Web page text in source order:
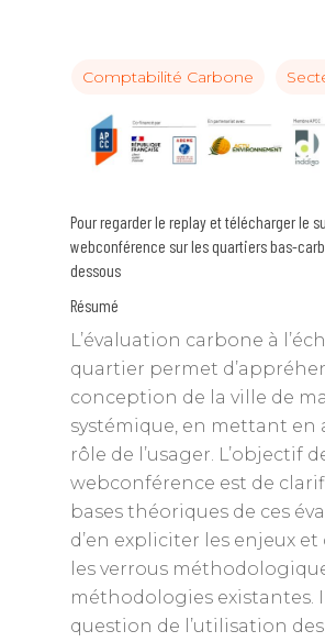
Comptabilité Carbone
Pour regarder le replay et télécharger le
webconférence sur les quartiers bas-
dessous
Résumé
L’évaluation carbone à
quartier permet
conception de la ville de
systémique, en mettant en
rôle de l’usager. L’objectif
webconférence est de
bases théoriques de ces
d’en expliciter les enjeux et
les verrous
méthodologies existantes.
question de l’utilisation